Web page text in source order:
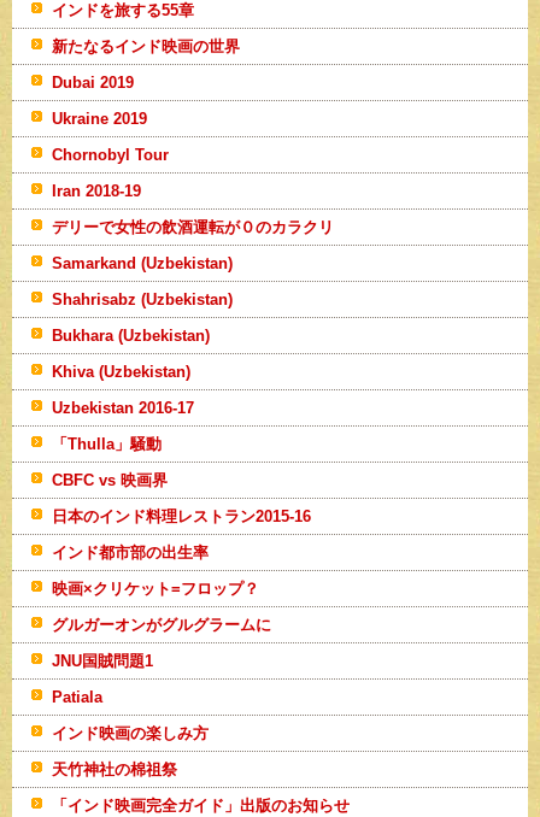
インドを旅する55章
新たなるインド映画の世界
Dubai 2019
Ukraine 2019
Chornobyl Tour
Iran 2018-19
デリーで女性の飲酒運転が０のカラクリ
Samarkand (Uzbekistan)
Shahrisabz (Uzbekistan)
Bukhara (Uzbekistan)
Khiva (Uzbekistan)
Uzbekistan 2016-17
「Thulla」騒動
CBFC vs 映画界
日本のインド料理レストラン2015-16
インド都市部の出生率
映画×クリケット=フロップ？
グルガーオンがグルグラームに
JNU国賊問題1
Patiala
インド映画の楽しみ方
天竹神社の棉祖祭
「インド映画完全ガイド」出版のお知らせ